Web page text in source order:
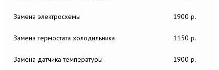
Замена электросхемы 1900 р.
Замена термостата холодильника 1150 р.
Замена датчика температуры 1900 р.